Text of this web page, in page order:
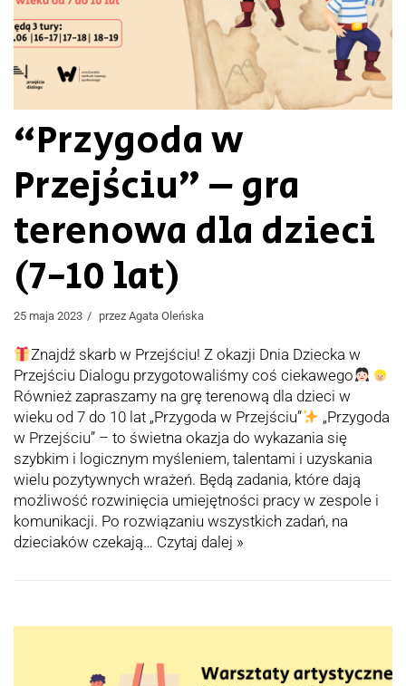
“Przygoda w
Przejściu” – gra
terenowa dla dzieci
(7-10 lat)
25 maja 2023 przez Agata Oleńska
Znajdź skarb w Przejściu! Z okazji Dnia Dziecka w
Przejściu Dialogu przygotowaliśmy coś ciekawego
Również zapraszamy na grę terenową dla dzieci w
wieku od 7 do 10 lat „Przygoda w Przejściu”
„Przygoda
w Przejściu” – to świetna okazja do wykazania się
szybkim i logicznym myśleniem, talentami i uzyskania
wielu pozytywnych wrażeń. Będą zadania, które dają
możliwość rozwinięcia umiejętności pracy w zespole i
komunikacji. Po rozwiązaniu wszystkich zadań, na
dzieciaków czekają… Czytaj dalej »